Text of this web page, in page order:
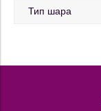
Тип шара